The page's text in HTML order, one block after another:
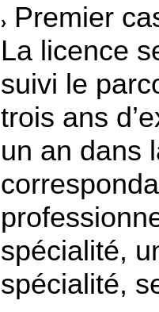
Premier
La licence
suivi le
trois ans
un an dans
spécialité,
spécialité,